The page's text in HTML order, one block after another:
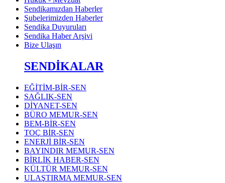
Sendikamızdan Haberler
Şubelerimizden Haberler
Sendika Duyuruları
Sendika Haber Arşivi
Bize Ulaşın
SENDİKALAR
EĞİTİM-BİR-SEN
SAĞLIK-SEN
DİYANET-SEN
BÜRO MEMUR-SEN
BEM-BİR-SEN
TOÇ BİR-SEN
ENERJİ BİR-SEN
BAYINDIR MEMUR-SEN
BİRLİK HABER-SEN
KÜLTÜR MEMUR-SEN
ULAŞTIRMA MEMUR-SEN